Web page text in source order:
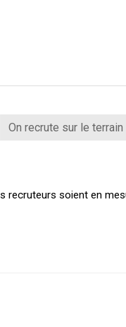
On recrute sur le terrain
recruteurs soient en